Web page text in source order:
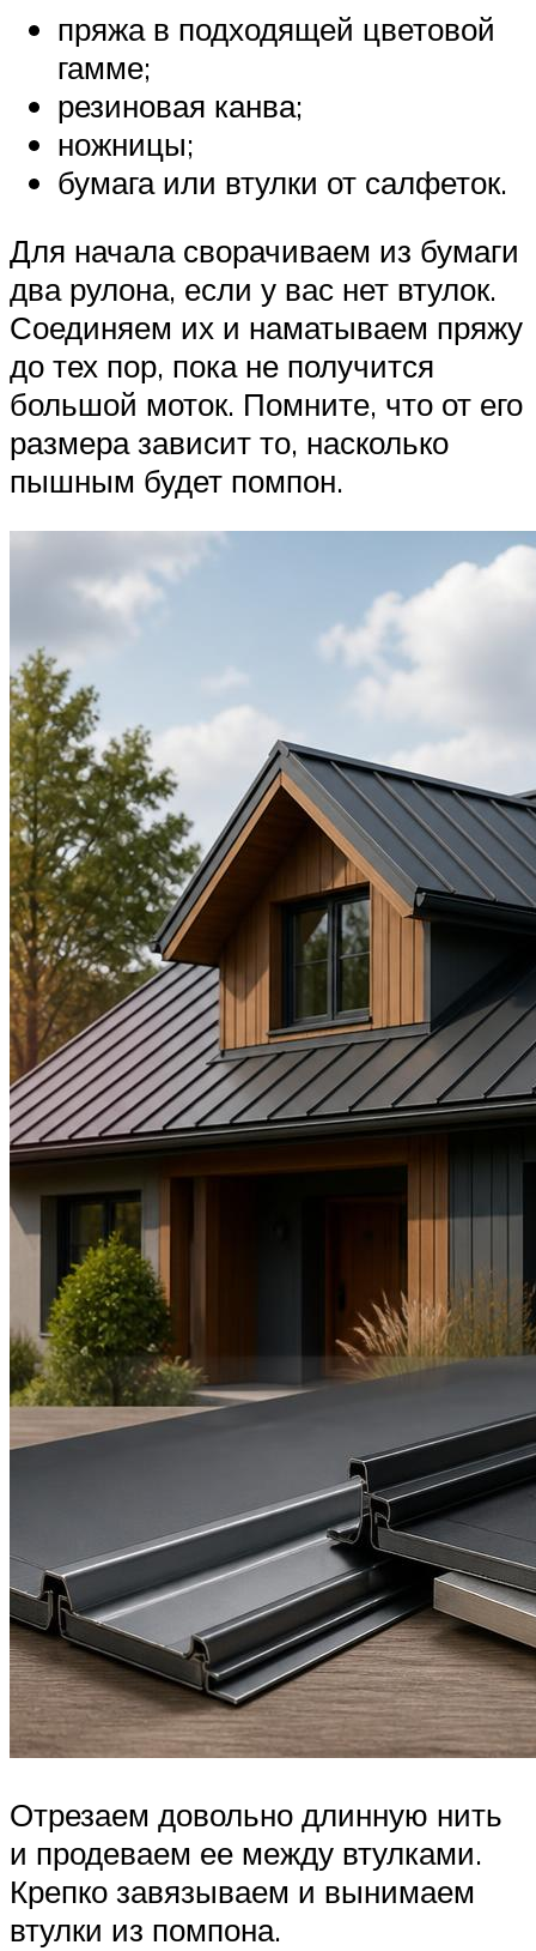
пряжа в подходящей цветовой
гамме;
резиновая канва;
ножницы;
бумага или втулки от салфеток.
Для начала сворачиваем из бумаги
два рулона, если у вас нет втулок.
Соединяем их и наматываем пряжу
до тех пор, пока не получится
большой моток. Помните, что от его
размера зависит то, насколько
пышным будет помпон.
Отрезаем довольно длинную нить
и продеваем ее между втулками.
Крепко завязываем и вынимаем
втулки из помпона.